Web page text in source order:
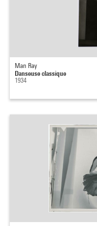
Man Ray
Danseuse classique
1934